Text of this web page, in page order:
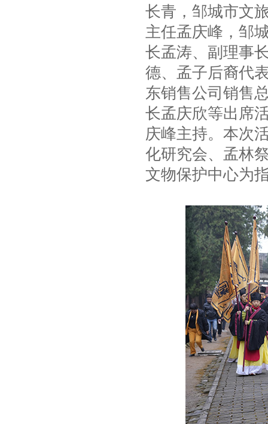
长青，邹城市文
主任孟庆峰，邹
长孟涛、副理事
德、孟子后裔代
东销售公司销售
长孟庆欣等出席
庆峰主持。本次
化研究会、孟林
文物保护中心为